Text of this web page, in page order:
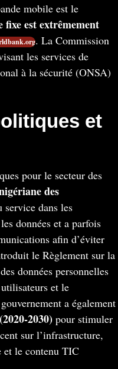
mobile est le
fixe est extrêmement
. La Commission
les services de
à la sécurité (ONSA)
et
pour le secteur des
des
dans les
données et a parfois
afin d’éviter
le Règlement sur la
données personnelles​
et le
a également
2030)pour stimuler
sur l’infrastructure,
et le contenu TIC